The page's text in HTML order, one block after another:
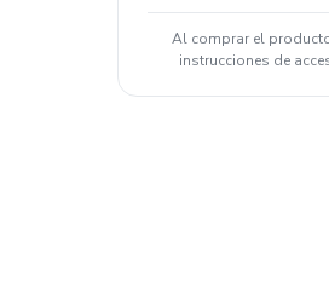
Al comprar el
instrucciones de